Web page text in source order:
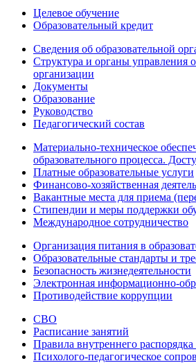
Целевое обучение
Образовательный кредит
Сведения об образовательной
Структура и органы управления
организации
Документы
Образование
Руководство
Педагогический состав
Материально-техническое
образовательного процесса.
Платные образовательные услуги
Финансово-хозяйственная
Вакантные места для приема
Стипендии и меры поддержки
Международное сотрудничество
Организация питания в
Образовательные стандарты и
Безопасность жизнедеятельности
Электронная информационно-
Противодействие коррупции
СВО
Расписание занятий
Правила внутреннего
Психолого-педагогическое